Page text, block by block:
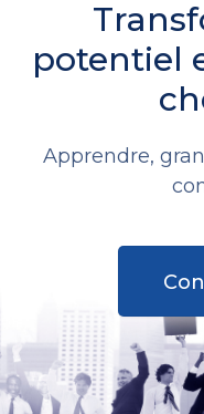
potentiel
Apprendre,